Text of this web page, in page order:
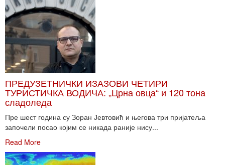
ПРЕДУЗЕТНИЧКИ ИЗАЗОВИ ЧЕТИРИ
ТУРИСТИЧКА ВОДИЧА: „Црна овца“ и 120 тона
сладоледа
Пре шест година су Зоран Јевтовић и његова три пријатеља
започели посао којим се никада раније нису...
Read More